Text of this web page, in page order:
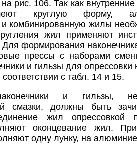
рис. 106. Так как внутренние
круглую форму,
комбинированную жилы
жил применяют
формирования
прессы с наборами
и гильзы для
с табл. 14 и 15.
и гильзы,
смазки, должны быть
жил
оконцевание жил.
одну лунку, на